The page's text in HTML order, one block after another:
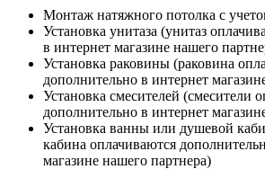
Монтаж натяжного потолка с
Установка унитаза (унитаз
в интернет магазине нашего
Установка раковины (раковина
дополнительно в интернет
Установка смесителей (смесители
дополнительно в интернет
Установка ванны или душевой
кабина оплачиваются
магазине нашего партнера)